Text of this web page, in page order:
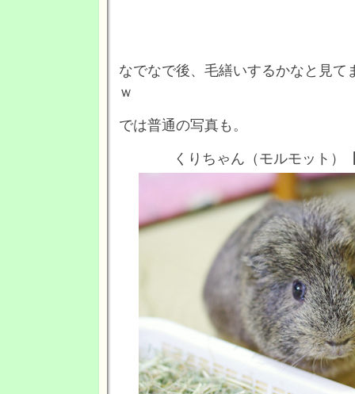
なでなで後、毛繕いするかなと見て
ｗ
では普通の写真も。
くりちゃん（モルモット）